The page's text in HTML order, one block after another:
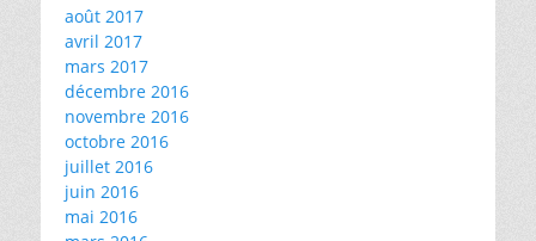
août 2017
avril 2017
mars 2017
décembre 2016
novembre 2016
octobre 2016
juillet 2016
juin 2016
mai 2016